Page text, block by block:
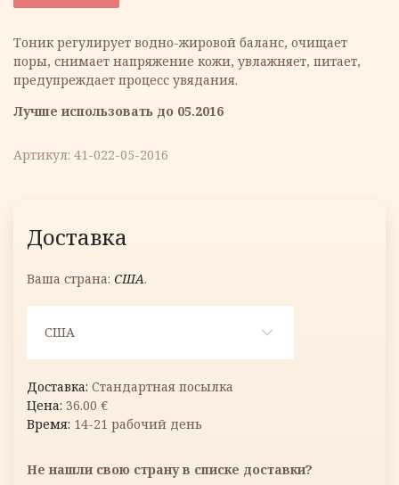
составляла
11.63 €.
3.49 €.
Тоник регулирует водно-жировой баланс, очищает
поры, снимает напряжение кожи, увлажняет, питает,
предупреждает процесс увядания.
Лучше использовать до 05.2016
Артикул: 41-022-05-2016
Доставка
Ваша страна: США.
США
Стандартная посылка
36.00 €
14-21 рабочий день
Не нашли свою страну в списке доставки?